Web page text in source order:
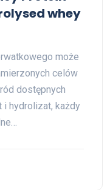
whey
może
celów
dostępnych
i hydrolizat, każdy